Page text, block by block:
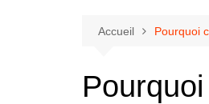
Accueil Pourquoi